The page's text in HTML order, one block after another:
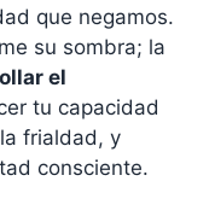
que negamos.
su sombra; la
el
tu capacidad
frialdad, y
consciente.